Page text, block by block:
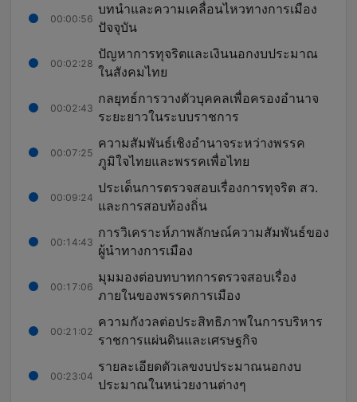
00:00:56
บทนำและความเคลื่อนไหวทางการเมือง
ปัจจุบัน
00:02:28
ปัญหาการทุจริตและเงินนอกงบประมาณ
ในสังคมไทย
00:02:43
กลยุทธ์การวางตัวบุคคลเพื่อครองอำนาจ
ระยะยาวในระบบราชการ
00:07:25
ความสัมพันธ์เชิงอำนาจระหว่างพรรค
ภูมิใจไทยและพรรคเพื่อไทย
00:09:24
ประเด็นการตรวจสอบเรื่องการทุจริต สว.
และการสอบท้องถิ่น
00:14:43
การวิเคราะห์ภาพลักษณ์ความสัมพันธ์ของ
ผู้นำทางการเมือง
00:17:06
มุมมองต่อบทบาทการตรวจสอบเรื่อง
ภายในของพรรคการเมือง
00:21:02
ความกังวลต่อประสิทธิภาพในการบริหาร
ราชการแผ่นดินและเศรษฐกิจ
00:23:04
รายละเอียดตัวเลขงบประมาณนอกงบ
ประมาณในหน่วยงานต่างๆ